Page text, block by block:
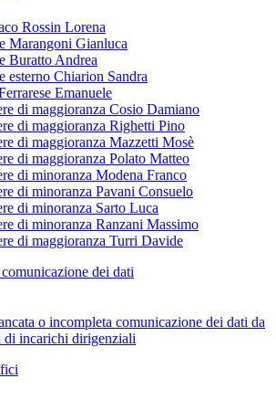
Rossin Lorena
Marangoni Gianluca
Buratto Andrea
esterno Chiarion Sandra
Emanuele
di maggioranza Cosio Damiano
di maggioranza Righetti Pino
di maggioranza Mazzetti Mosè
di maggioranza Polato Matteo
di minoranza Modena Franco
di minoranza Pavani Consuelo
di minoranza Sarto Luca
di minoranza Ranzani Massimo
di maggioranza Turri Davide
dei dati
o incompleta comunicazione dei dati da
di incarichi dirigenziali